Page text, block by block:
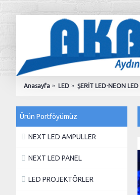
Anasayfa LED ŞERİT LED-NEON LED
Ürün Portföyümüz
NEXT LED AMPÜLLER
NEXT LED PANEL
LED PROJEKTÖRLER